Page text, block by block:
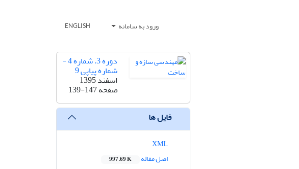
ورود به سامانه ENGLISH
دوره 3، شماره 4 -
شماره پیاپی 9
اسفند 1395
صفحه139-147
فایل ها
اصل مقاله
997.69 K